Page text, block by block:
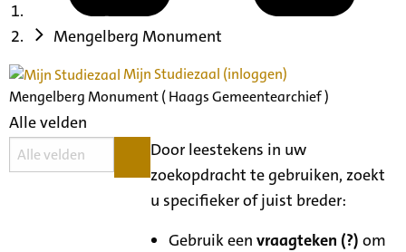
Mengelberg Monument
Mijn Studiezaal (inloggen)
Mengelberg Monument ( Haags Gemeentearchief )
Alle velden
Door leestekens in uw
zoekopdracht te gebruiken, zoekt
u specifieker of juist breder:
Gebruik eenvraagteken (?) om